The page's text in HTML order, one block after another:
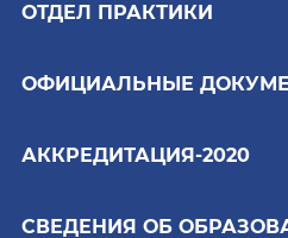
ОТДЕЛ ПРАКТИКИ
ОФИЦИАЛЬНЫЕ
АККРЕДИТАЦИЯ-2020
СВЕДЕНИЯ ОБ